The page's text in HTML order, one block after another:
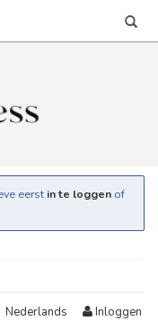
eerst in te loggen of
Nederlands Inloggen